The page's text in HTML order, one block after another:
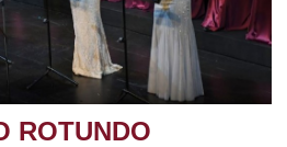
ROTUNDO